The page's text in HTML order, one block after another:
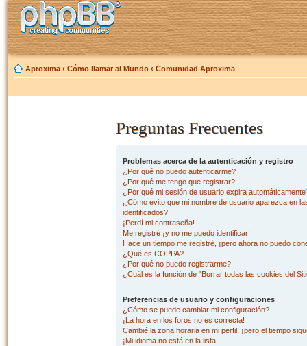
Aproxima ‹ Cómo llamar al Mundo ‹ Comunidad Aproxima
Preguntas Frecuentes
Problemas acerca de la autenticación y registro
¿Por qué no puedo autenticarme?
¿Por qué me tengo que registrar?
¿Por qué mi sesión de usuario expira
¿Cómo evito que mi nombre de usuario aparezca en
identificados?
¡Perdí mi contraseña!
Me registré ¡y no me puedo identificar!
Hace un tiempo me registré, ¡pero ahora no puedo
¿Qué es COPPA?
¿Por qué no puedo registrarme?
¿Cuál es la función de "Borrar todas las cookies del
Preferencias de usuario y configuraciones
¿Cómo se puede cambiar mi configuración?
¡La hora en los foros no es correcta!
Cambié la zona horaria en mi perfil, ¡pero el tiempo
¡Mi idioma no está en la lista!